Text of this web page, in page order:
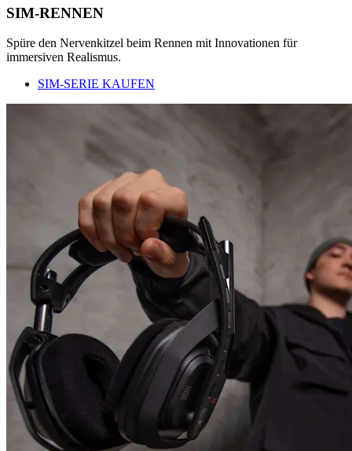
SIM-RENNEN
Spüre den Nervenkitzel beim Rennen mit Innovationen für
immersiven Realismus.
SIM-SERIE KAUFEN